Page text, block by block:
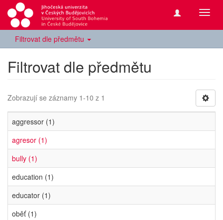
Filtrovat dle předmětu
Filtrovat dle předmětu
Zobrazují se záznamy 1-10 z 1
aggressor (1)
agresor (1)
bully (1)
education (1)
educator (1)
oběť (1)